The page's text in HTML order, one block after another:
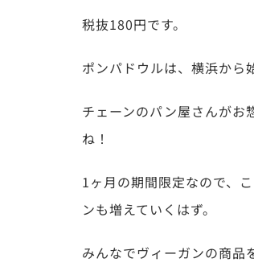
税抜180円です。
ポンパドウルは、横浜から
チェーンのパン屋さんがお
ね！
1ヶ月の期間限定なので、
ンも増えていくはず。
みんなでヴィーガンの商品